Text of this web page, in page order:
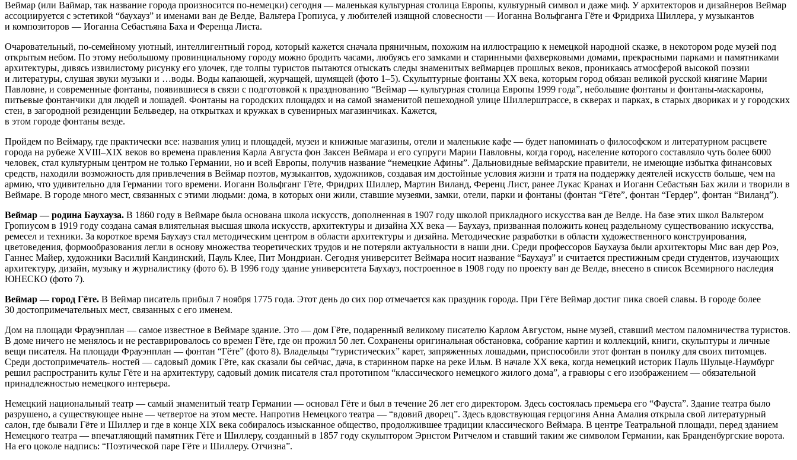
Веймар (или Ваймар, так название города произносится по-немецки) сегодня — маленькая культурная столица Европы, культурный символ и даже миф. У архитекторов и дизайнеров Веймар
ассоциируется с эстетикой “баухауз” и именами ван де Велде, Вальтера Гропиуса, у любителей изящной словесности — Иоганна Вольфганга Гёте и Фридриха Шиллера, у музыкантов
и композиторов — Иоганна Себастьяна Баха и Ференца Листа.
Очаровательный, по-семейному уютный, интеллигентный город, который кажется сначала пряничным, похожим на иллюстрацию к немецкой народной сказке, в некотором роде музей под
открытым небом. По этому небольшому провинциальному городу можно бродить часами, любуясь его замками и старинными фахверковыми домами, прекрасными парками и памятниками
архитектуры, дивясь извилистому рисунку его улочек, где толпы туристов пытаются отыскать следы знаменитых веймарцев прошлых веков, проникаясь атмосферой высокой поэзии
и литературы, слушая звуки музыки и …воды. Воды капающей, журчащей, шумящей (фото 1–5). Скульптурные фонтаны XX века, которым город обязан великой русской княгине Марии
Павловне, и современные фонтаны, появившиеся в связи с подготовкой к празднованию “Веймар — культурная столица Европы 1999 года”, небольшие фонтаны и фонтаны-маскароны,
питьевые фонтанчики для людей и лошадей. Фонтаны на городских площадях и на самой знаменитой пешеходной улице Шиллерштрассе, в скверах и парках, в старых двориках и у городских
стен, в загородной резиденции Бельведер, на открытках и кружках в сувенирных магазинчиках. Кажется,
в этом городе фонтаны везде.
Пройдем по Веймару, где практически все: названия улиц и площадей, музеи и книжные магазины, отели и маленькие кафе — будет напоминать о философском и литературном расцвете
города на рубеже XVIII–XIX веков во времена правления Карла Августа фон Заксен Веймара и его супруги Марии Павловны, когда город, население которого составляло чуть более 6000
человек, стал культурным центром не только Германии, но и всей Европы, получив название “немецкие Афины”. Дальновидные веймарские правители, не имеющие избытка финансовых
средств, находили возможность для привлечения в Веймар поэтов, музыкантов, художников, создавая им достойные условия жизни и тратя на поддержку деятелей искусств больше, чем на
армию, что удивительно для Германии того времени. Иоганн Вольфганг Гёте, Фридрих Шиллер, Мартин Виланд, Ференц Лист, ранее Лукас Кранах и Иоганн Себастьян Бах жили и творили в
Веймаре. В городе много мест, связанных с этими людьми: дома, в которых они жили, ставшие музеями, замки, отели, парки и фонтаны (фонтан “Гёте”, фонтан “Гердер”, фонтан “Виланд”).
Веймар — родина Баухауза. В 1860 году в Веймаре была основана школа искусств, дополненная в 1907 году школой прикладного искусства ван де Велде. На базе этих школ Вальтером
Гропиусом в 1919 году создана самая влиятельная высшая школа искусств, архитектуры и дизайна ХХ века — Баухауз, призванная положить конец раздельному существованию искусства,
ремесел и техники. За короткое время Баухауз стал методическим центром в области архитектуры и дизайна. Методические разработки в области художественного конструирования,
цветоведения, формообразования легли в основу множества теоретических трудов и не потеряли актуальности в наши дни. Среди профессоров Баухауза были архитекторы Мис ван дер Роэ,
Ганнес Майер, художники Василий Кандинский, Пауль Клее, Пит Мондриан. Сегодня университет Веймара носит название “Баухауз” и считается престижным среди студентов, изучающих
архитектуру, дизайн, музыку и журналистику (фото 6). В 1996 году здание университета Баухауз, построенное в 1908 году по проекту ван де Велде, внесено в список Всемирного наследия
ЮНЕСКО (фото 7).
Веймар — город Гёте. В Веймар писатель прибыл 7 ноября 1775 года. Этот день до сих пор отмечается как праздник города. При Гёте Веймар достиг пика своей славы. В городе более
30 достопримечательных мест, связанных с его именем.
Дом на площади Фрауэнплан — самое известное в Веймаре здание. Это — дом Гёте, подаренный великому писателю Карлом Августом, ныне музей, ставший местом паломничества туристов.
В доме ничего не менялось и не реставрировалось со времен Гёте, где он прожил 50 лет. Сохранены оригинальная обстановка, собрание картин и коллекций, книги, скульптуры и личные
вещи писателя. На площади Фрауэнплан — фонтан “Гёте” (фото 8). Владельцы “туристических” карет, запряженных лошадьми, приспособили этот фонтан в поилку для своих питомцев.
Среди достопримечатель- ностей — садовый домик Гёте, как сказали бы сейчас, дача, в старинном парке на реке Ильм. В начале XX века, когда немецкий историк Пауль Шульце-Наумбург
решил распространить культ Гёте и на архитектуру, садовый домик писателя стал прототипом “классического немецкого жилого дома”, а гравюры с его изображением — обязательной
принадлежностью немецкого интерьера.
Немецкий национальный театр — самый знаменитый театр Германии — основал Гёте и был в течение 26 лет его директором. Здесь состоялась премьера его “Фауста”. Здание театра было
разрушено, а существующее ныне — четвертое на этом месте. Напротив Немецкого театра — “вдовий дворец”. Здесь вдовствующая герцогиня Анна Амалия открыла свой литературный
салон, где бывали Гёте и Шиллер и где в конце XIX века собиралось изысканное общество, продолжившее традиции классического Веймара. В центре Театральной площади, перед зданием
Немецкого театра — впечатляющий памятник Гёте и Шиллеру, созданный в 1857 году скульптором Эрнстом Ритчелом и ставший таким же символом Германии, как Бранденбургские ворота.
На его цоколе надпись: “Поэтической паре Гёте и Шиллеру. Отчизна”.